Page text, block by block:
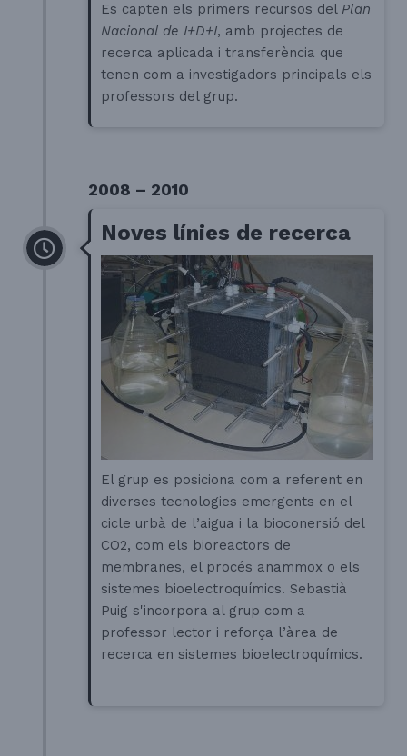
Es capten els primers recursos del Plan
Nacional de I+D+I, amb projectes de
recerca aplicada i transferència que
tenen com a investigadors principals els
professors del grup.
2008 – 2010
Noves línies de recerca
El grup es posiciona com a referent en
diverses tecnologies emergents en el
cicle urbà de l’aigua i la bioconersió del
CO2, com els bioreactors de
membranes, el procés anammox o els
sistemes bioelectroquímics. Sebastià
Puig s'incorpora al grup com a
professor lector i reforça l’àrea de
recerca en sistemes bioelectroquímics.